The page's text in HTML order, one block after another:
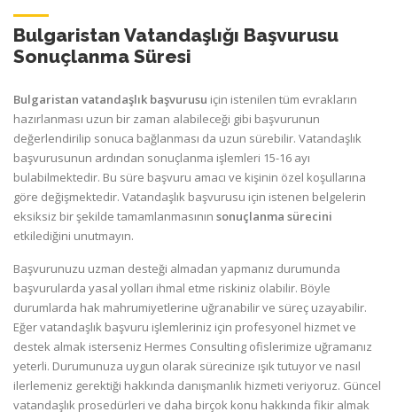
Bulgaristan Vatandaşlığı Başvurusu
Sonuçlanma Süresi
Bulgaristan vatandaşlık başvurusu için istenilen tüm evrakların
hazırlanması uzun bir zaman alabileceği gibi başvurunun
değerlendirilip sonuca bağlanması da uzun sürebilir. Vatandaşlık
başvurusunun ardından sonuçlanma işlemleri 15-16 ayı
bulabilmektedir. Bu süre başvuru amacı ve kişinin özel koşullarına
göre değişmektedir. Vatandaşlık başvurusu için istenen belgelerin
eksiksiz bir şekilde tamamlanmasının sonuçlanma sürecini
etkilediğini unutmayın.
Başvurunuzu uzman desteği almadan yapmanız durumunda
başvurularda yasal yolları ihmal etme riskiniz olabilir. Böyle
durumlarda hak mahrumiyetlerine uğranabilir ve süreç uzayabilir.
Eğer vatandaşlık başvuru işlemleriniz için profesyonel hizmet ve
destek almak isterseniz Hermes Consulting ofislerimize uğramanız
yeterli. Durumunuza uygun olarak sürecinize ışık tutuyor ve nasıl
ilerlemeniz gerektiği hakkında danışmanlık hizmeti veriyoruz. Güncel
vatandaşlık prosedürleri ve daha birçok konu hakkında fikir almak